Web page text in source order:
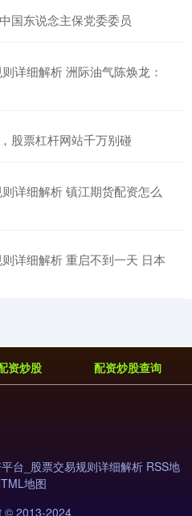
国东说念主保党委委员
详细解析 洲际油气陈焕龙：
股票杠杆网站千万别碰
详细解析 镇江期货配资怎么
详细解析 重启不到一天 日本
资炒股 配资炒股查询
台_股票交易规则详细解析 RSS地
地图
© 2013-2024